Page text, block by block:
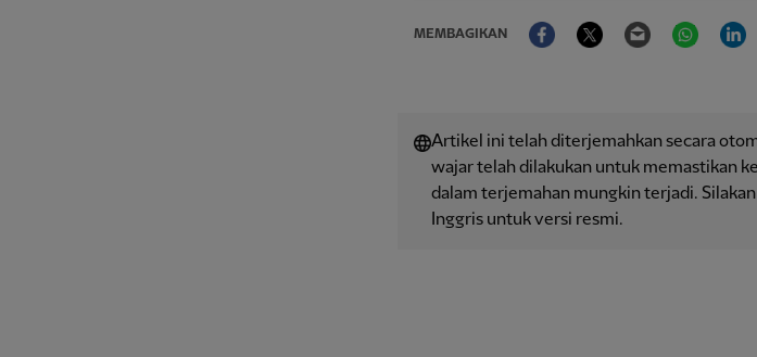
MEMBAGIKAN
FacebookTwitter Email
Artikel ini telah diterjemahkan secara
wajar telah dilakukan untuk memastikan
dalam terjemahan mungkin terjadi.
Inggris untuk versi resmi.